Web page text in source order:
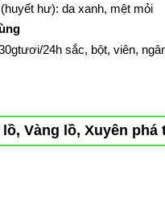
hư): da xanh, mệt mỏi
24h sắc, bột, viên,
Vàng lồ, Xuyên phá